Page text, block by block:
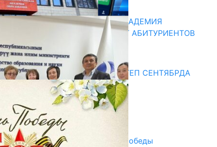
13.07.2026
КЫРГЫЗКО-РОССИЙСКАЯ АКАДЕМИЯ
ОБРАЗОВАНИЯ ПРИГЛАШАЕТ АБИТУРИЕНТОВ
10.07.2026
Медиа
СУЗАКТА 750 ОРУНДУУ МЕКТЕП СЕНТЯБРДА
ПАЙДАЛАНУУГА БЕРИЛЕТ
07.08.2025
Улуу Жеңиштин жандуу сөзү
29.04.2025
Награды в преддверии Дня Победы